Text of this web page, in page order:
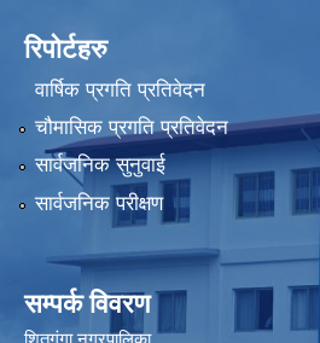
रिपोर्टहरु
वार्षिक प्रगति प्रतिवेदन
चौमासिक प्रगति प्रतिवेदन
सार्वजनिक सुनुवाई
सार्वजनिक परीक्षण
सम्पर्क विवरण
शितगंगा नगरपालिका